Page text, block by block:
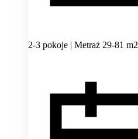
2-3 pokoje | Metraż 29-81 m2